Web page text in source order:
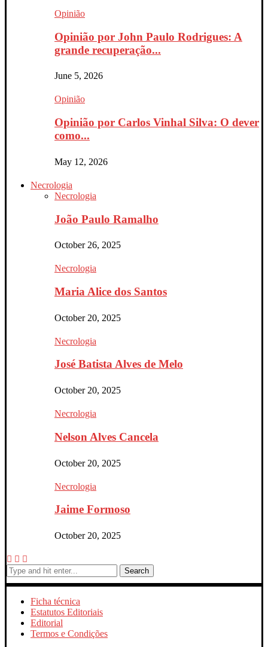
Opinião
Opinião por John Paulo Rodrigues: A
grande recuperação...
June 5, 2026
Opinião
Opinião por Carlos Vinhal Silva: O dever
como...
May 12, 2026
Necrologia
Necrologia
João Paulo Ramalho
October 26, 2025
Necrologia
Maria Alice dos Santos
October 20, 2025
Necrologia
José Batista Alves de Melo
October 20, 2025
Necrologia
Nelson Alves Cancela
October 20, 2025
Necrologia
Jaime Formoso
October 20, 2025
Search
Ficha técnica
Estatutos Editoriais
Editorial
Termos e Condições